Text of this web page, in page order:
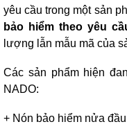
yêu cầu trong một sản
bảo hiểm theo yêu
lượng lẫn mẫu mã của
Các sản phẩm hiện
NADO:
+ Nón bảo hiểm nửa đầu